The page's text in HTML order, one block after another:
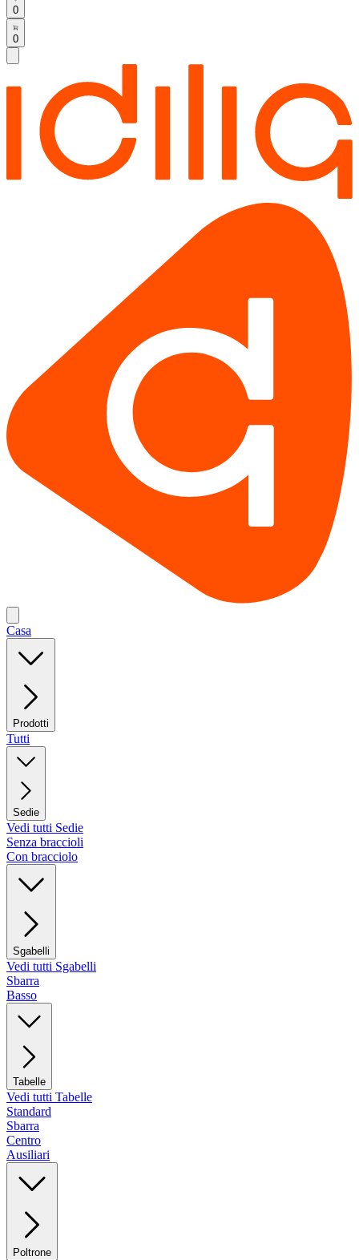
0
0
Casa
Prodotti
Tutti
Sedie
Vedi tutti Sedie
Senza braccioli
Con bracciolo
Sgabelli
Vedi tutti Sgabelli
Sbarra
Basso
Tabelle
Vedi tutti Tabelle
Standard
Sbarra
Centro
Ausiliari
Poltrone